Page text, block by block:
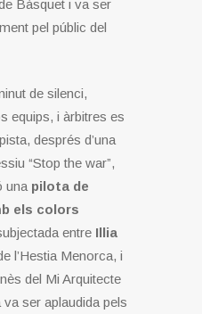
Bàsquet i va ser
pel públic del
de silenci,
equips, i àrbitres es
després d’una
“Stop the war”,
una pilota de
els colors
entre Illia
l’Hestia Menorca, i
del Mi Arquitecte
ser aplaudida pels